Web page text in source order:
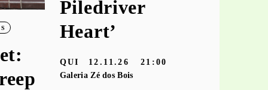
Piledriver
Heart’
QUI 12.11.26
21:00
Galeria Zé dos Bois